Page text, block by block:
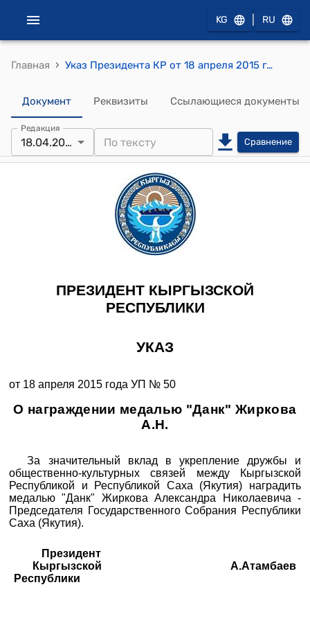
KG RU
Главная › Указ Президента КР от 18 апреля 2015 года УП № 50 "О награждении медалью "Данк" Жиркова А.Н."
Документ Реквизиты Ссылающиеся документы
Редакция
18.04.2015 Сравнение